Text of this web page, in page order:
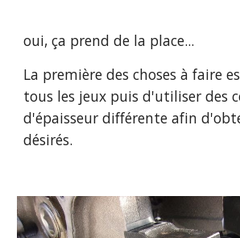
oui, ça prend de la place...
La première des choses à faire
tous les jeux puis d'utiliser des
d'épaisseur différente afin
désirés.